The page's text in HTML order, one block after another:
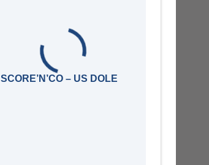
SCORE’N’CO – US DOLE